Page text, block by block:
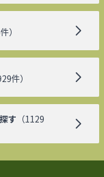
件）
件）
す （1129